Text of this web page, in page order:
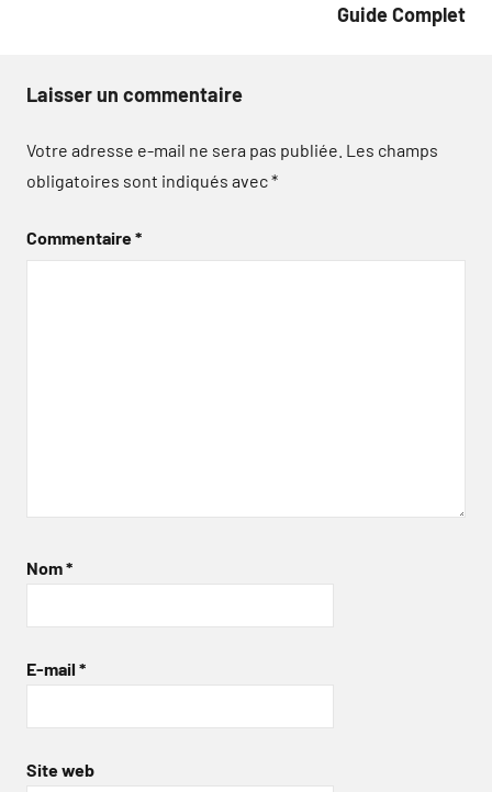
Guide Complet
Laisser un commentaire
Votre adresse e-mail ne sera pas publiée. Les champs
obligatoires sont indiqués avec*
Commentaire*
Nom*
E-mail *
Site web